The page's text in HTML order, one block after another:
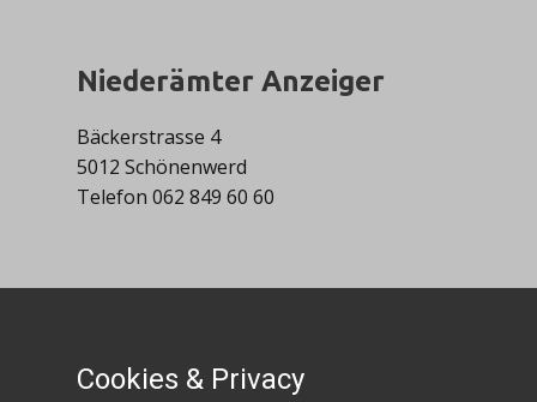
Niederämter Anzeiger
​Bäckerstrasse 4
5012 Schönenwerd
Telefon 062 849 60 60
Impressum
Cookies & Privacy